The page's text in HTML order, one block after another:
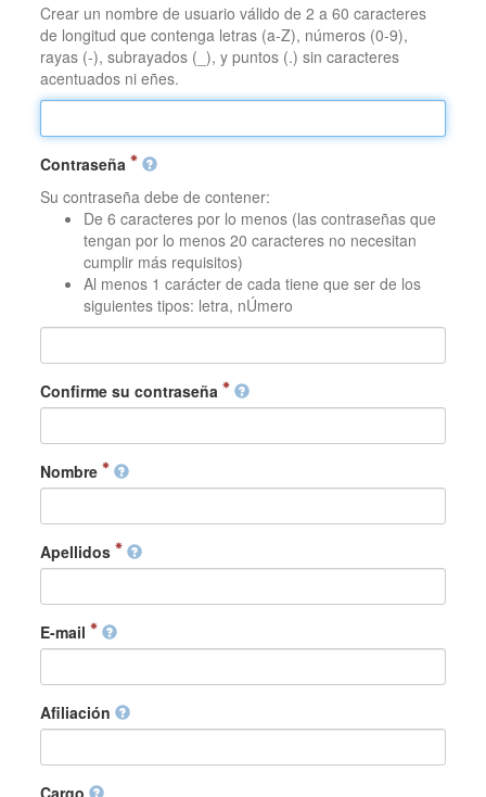
Crear un nombre de usuario válido de 2 a 60 caracteres
de longitud que contenga letras (a-Z), números (0-9),
rayas (-), subrayados (_), y puntos (.) sin caracteres
acentuados ni eñes.
Contraseña
Su contraseña debe de contener:
De 6 caracteres por lo menos (las contraseñas que
tengan por lo menos 20 caracteres no necesitan
cumplir más requisitos)
Al menos 1 carácter de cada tiene que ser de los
siguientes tipos: letra, nÚmero
Confirme su contraseña
Nombre
Apellidos
E-mail
Afiliación
Cargo